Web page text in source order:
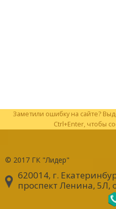
Заметили ошибку на сайте?
Ctrl+Enter, чтобы
© 2017 ГК "Лидер"
620014, г.
проспект Ленина, 5Л,